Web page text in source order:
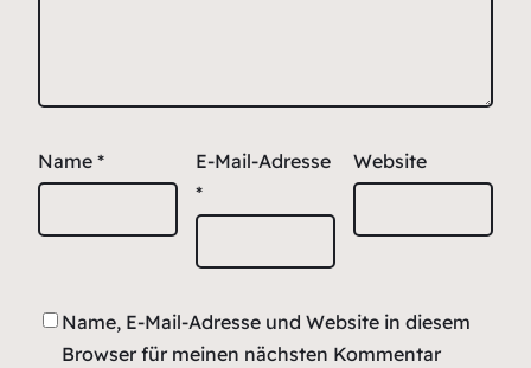
Name *
E-Mail-Adresse
*
Website
Name, E-Mail-Adresse und Website in diesem
Browser für meinen nächsten Kommentar